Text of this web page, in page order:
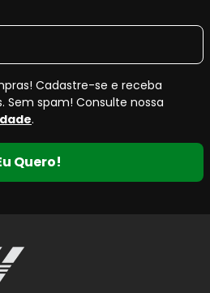
Cadastre-se e receba
Sem spam! Consulte nossa
.
Quero!